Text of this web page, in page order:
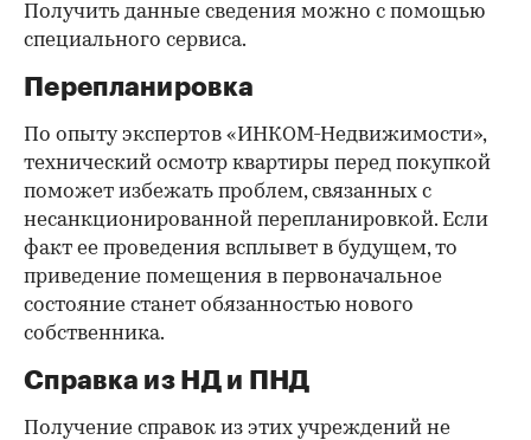
Получить данные сведения можно с помощью
специального сервиса.
Перепланировка
По опыту экспертов «ИНКОМ-Недвижимости»,
технический осмотр квартиры перед покупкой
поможет избежать проблем, связанных с
несанкционированной перепланировкой. Если
факт ее проведения всплывет в будущем, то
приведение помещения в первоначальное
состояние станет обязанностью нового
собственника.
Справка из НД и ПНД
Получение справок из этих учреждений не